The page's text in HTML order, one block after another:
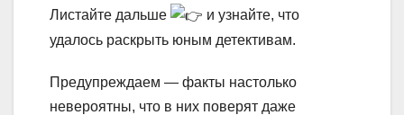
Листайте дальше
и узнайте, что
удалось раскрыть юным детективам.
Предупреждаем — факты настолько
невероятны, что в них поверят даже